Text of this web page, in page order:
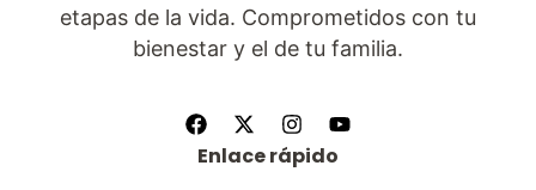
etapas de la vida. Comprometidos con tu
bienestar y el de tu familia.
Enlace rápido